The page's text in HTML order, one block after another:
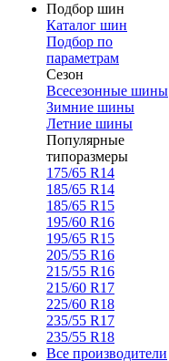
Подбор шин
Каталог шин
Подбор по
параметрам
Сезон
Всесезонные шины
Зимние шины
Летние шины
Популярные
типоразмеры
175/65 R14
185/65 R14
185/65 R15
195/60 R16
195/65 R15
205/55 R16
215/55 R16
215/60 R17
225/60 R18
235/55 R17
235/55 R18
Все производители